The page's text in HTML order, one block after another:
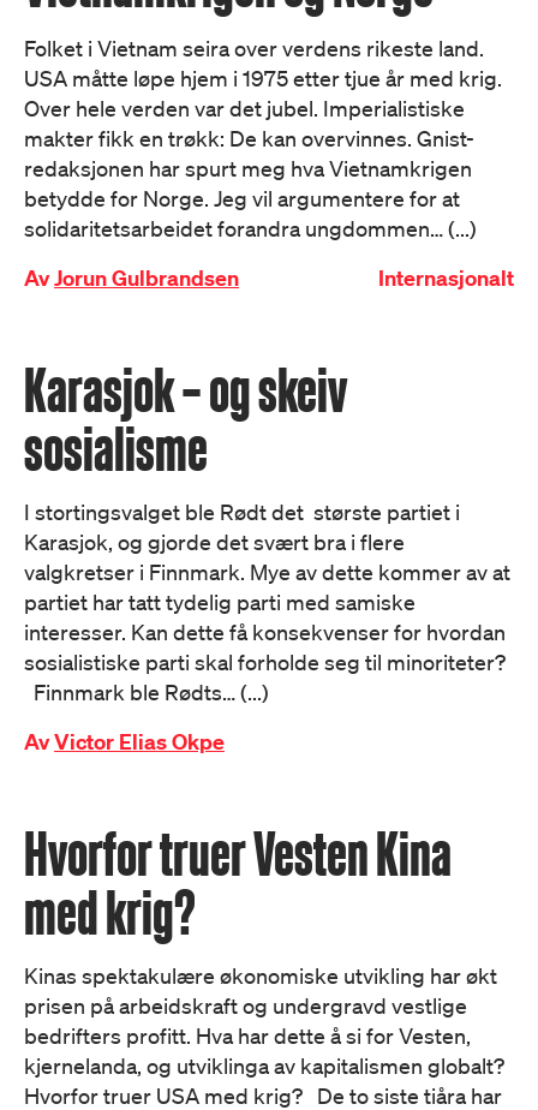
Folket i Vietnam seira over verdens rikeste land.
USA måtte løpe hjem i 1975 etter tjue år med krig.
Over hele verden var det jubel. Imperialistiske
makter fikk en trøkk: De kan overvinnes. Gnist-
redaksjonen har spurt meg hva Vietnamkrigen
betydde for Norge. Jeg vil argumentere for at
solidaritetsarbeidet forandra ungdommen… (...)
AvJorun Gulbrandsen Internasjonalt
Karasjok – og skeiv
sosialisme
I stortingsvalget ble Rødt det største partiet i
Karasjok, og gjorde det svært bra i flere
valgkretser i Finnmark. Mye av dette kommer av at
partiet har tatt tydelig parti med samiske
interesser. Kan dette få konsekvenser for hvordan
sosialistiske parti skal forholde seg til minoriteter?
Finnmark ble Rødts… (...)
AvVictor Elias Okpe
Hvorfor truer Vesten Kina
med krig?
Kinas spektakulære økonomiske utvikling har økt
prisen på arbeidskraft og undergravd vestlige
bedrifters profitt. Hva har dette å si for Vesten,
kjernelanda, og utviklinga av kapitalismen globalt?
Hvorfor truer USA med krig? De to siste tiåra har